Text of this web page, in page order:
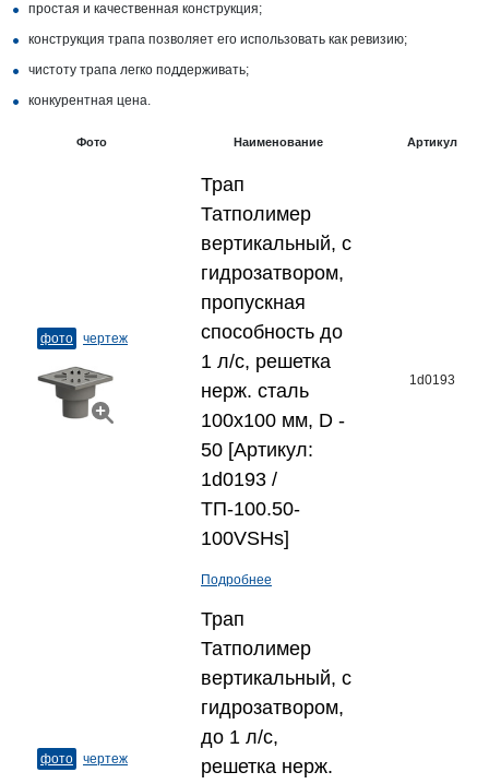
простая и качественная конструкция;
конструкция трапа позволяет его использовать как ревизию;
чистоту трапа легко поддерживать;
конкурентная цена.
Фото Наименование Артикул
фото чертеж
Трап
Татполимер
вертикальный, с
гидрозатвором,
пропускная
способность до
1 л/с, решетка
нерж. сталь
100х100 мм, D -
50 [Артикул:
1d0193 /
ТП-100.50-
100VSHs]
Подробнее
1d0193
фото чертеж
Трап
Татполимер
вертикальный, с
гидрозатвором,
до 1 л/с,
решетка нерж.